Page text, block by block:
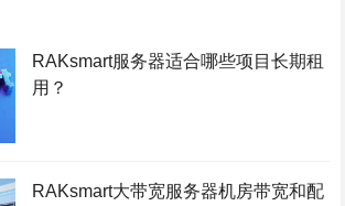
RAKsmart服务器适合哪些项目长期租
用？
RAKsmart大带宽服务器机房带宽和配